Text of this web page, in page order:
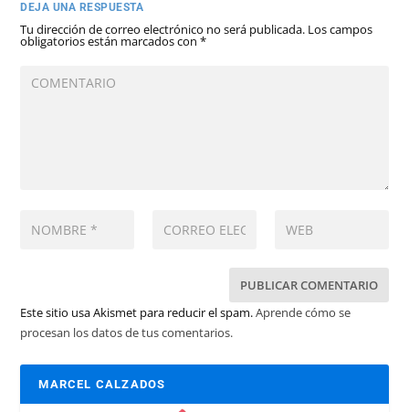
DEJA UNA RESPUESTA
Tu dirección de correo electrónico no será publicada. Los campos
obligatorios están marcados con*
Este sitio usa Akismet para reducir el spam.Aprende cómo se
procesan los datos de tus comentarios.
MARCEL CALZADOS